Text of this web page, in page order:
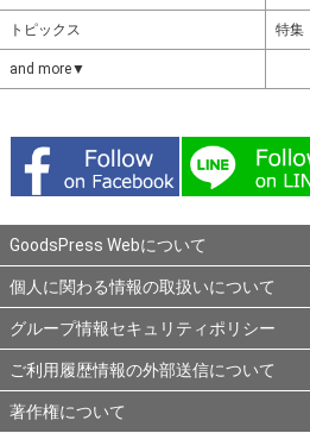
トピックス 特集
and more▼
GoodsPress Webについて
個人に関わる情報の取扱いについて
グループ情報セキュリティポリシー
ご利用履歴情報の外部送信について
著作権について